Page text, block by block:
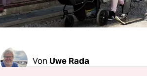
Von Uwe Rada